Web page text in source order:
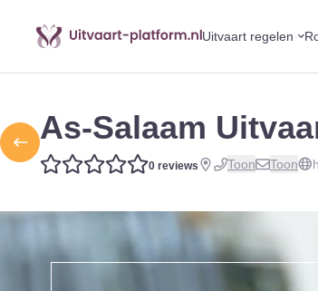
Uitvaart regelen
As-Salaam
0 reviews Toon Toon